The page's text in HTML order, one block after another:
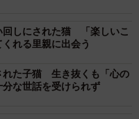
回しにされた猫 「楽しいこ
れる里親に出会う
れた子猫 生き抜くも「心の
な世話を受けられず